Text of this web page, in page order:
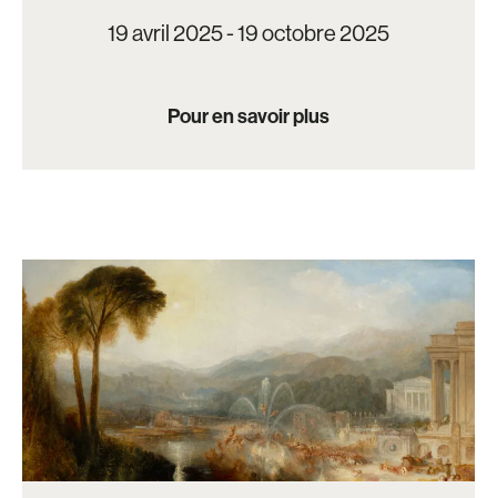
19 avril 2025 - 19 octobre 2025
Pour en savoir plus